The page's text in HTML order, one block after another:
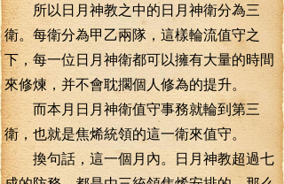
所以日月神教之中的日月神衛分為三
衛。每衛分為甲乙兩隊，這樣輪流值守之
下，每一位日月神衛都可以擁有大量的時間
來修煉，并不會耽擱個人修為的提升。
而本月日月神衛值守事務就輪到第三
衛，也就是焦烯統領的這一衛來值守。
換句話，這一個月內。日月神教超過七